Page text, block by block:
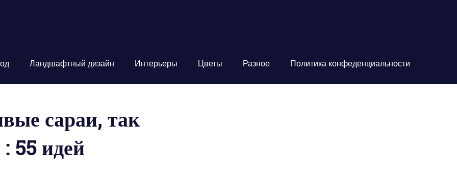
Ландшафтный дизайн Интерьеры Цветы Разное Политика конфеденциальности
сараи, так
55 идей